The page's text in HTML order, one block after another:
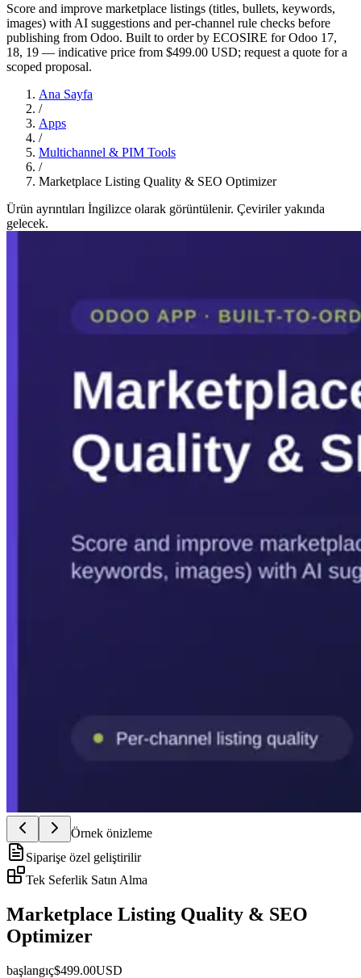
Score and improve marketplace listings (titles, bullets, keywords,
images) with AI suggestions and per-channel rule checks before
publishing from Odoo. Built to order by ECOSIRE for Odoo 17,
18, 19 — indicative price from $499.00 USD; request a quote for a
scoped proposal.
Ana Sayfa
/
Apps
/
Multichannel & PIM Tools
/
Marketplace Listing Quality & SEO Optimizer
Ürün ayrıntıları İngilizce olarak görüntülenir. Çeviriler yakında
gelecek.
Örnek önizleme
Siparişe özel geliştirilir
Tek Seferlik Satın Alma
Marketplace Listing Quality & SEO
Optimizer
başlangıç$499.00USD